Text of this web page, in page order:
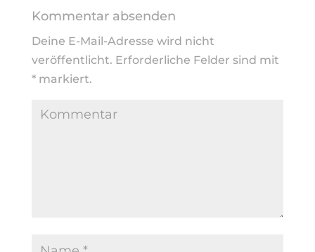
Kommentar absenden
Deine E-Mail-Adresse wird nicht
veröffentlicht. Erforderliche Felder sind mit
*markiert.